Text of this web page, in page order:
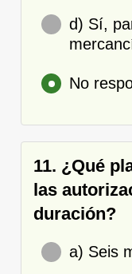
d) Sí,
No
11. ¿Qué
las
duración?
a) Seis